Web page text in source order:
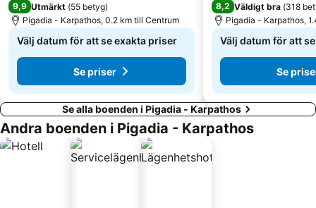
9,9 Utmärkt (55 betyg)
Pigadia - Karpathos, 0.2 km till Centrum
Välj datum för att se exakta priser
Se priser
8,2 Väldigt bra (318
Pigadia - Karpathos,
Välj datum för att
Se
Se alla boenden i Pigadia - Karpathos
Andra boenden i Pigadia - Karpathos